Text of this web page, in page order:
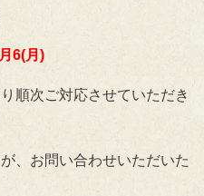
6(月)
順次ご対応させていただき
、お問い合わせいただいた